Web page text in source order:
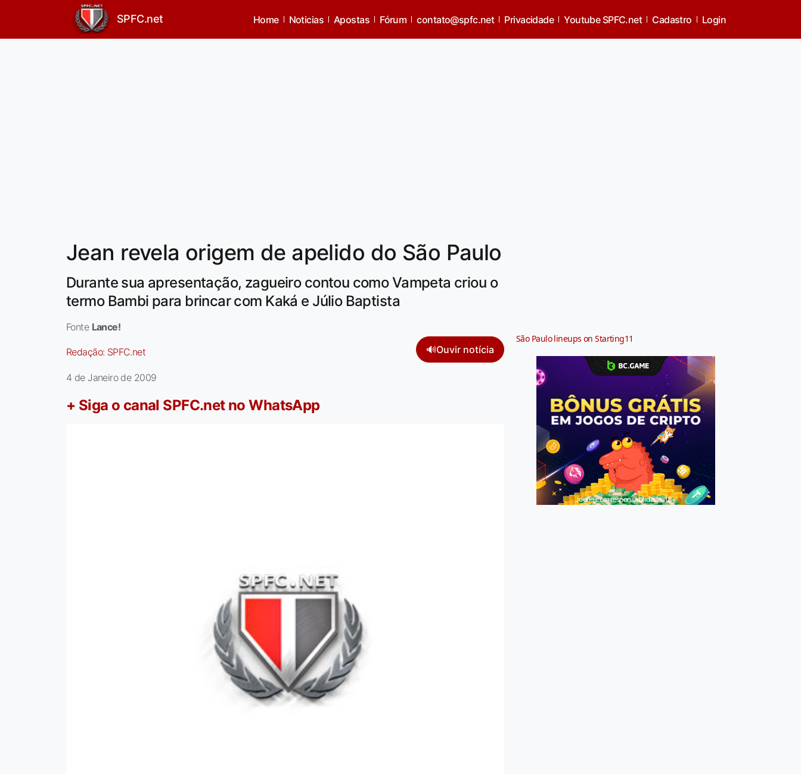
SPFC.net Home Noticias Apostas Fórum contato@spfc.net Privacidade Youtube SPFC.net Cadastro Login
Jean revela origem de apelido do São Paulo
Durante sua apresentação, zagueiro contou como Vampeta criou o
termo Bambi para brincar com Kaká e Júlio Baptista
Fonte Lance!
Redação: SPFC.net 🔊Ouvir notícia
4 de Janeiro de 2009
+ Siga o canal SPFC.net no WhatsApp
São Paulo lineups on Starting11
Jogue com responsabilidade. 18+